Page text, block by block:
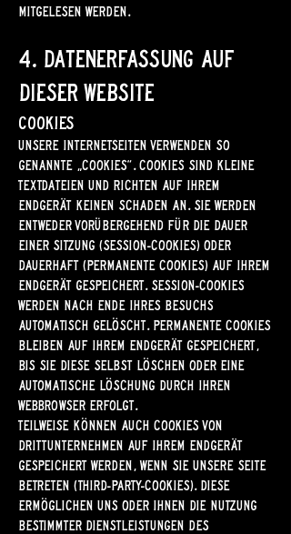
mitgelesen werden.
4. Datenerfassung auf
dieser Website
Cookies
Unsere Internetseiten verwenden so
genannte „Cookies“. Cookies sind kleine
Textdateien und richten auf Ihrem
Endgerät keinen Schaden an. Sie werden
entweder vorübergehend für die Dauer
einer Sitzung (Session-Cookies) oder
dauerhaft (permanente Cookies) auf Ihrem
Endgerät gespeichert. Session-Cookies
werden nach Ende Ihres Besuchs
automatisch gelöscht. Permanente Cookies
bleiben auf Ihrem Endgerät gespeichert,
bis Sie diese selbst löschen oder eine
automatische Löschung durch Ihren
Webbrowser erfolgt.
Teilweise können auch Cookies von
Drittunternehmen auf Ihrem Endgerät
gespeichert werden, wenn Sie unsere Seite
betreten (Third-Party-Cookies). Diese
ermöglichen uns oder Ihnen die Nutzung
bestimmter Dienstleistungen des